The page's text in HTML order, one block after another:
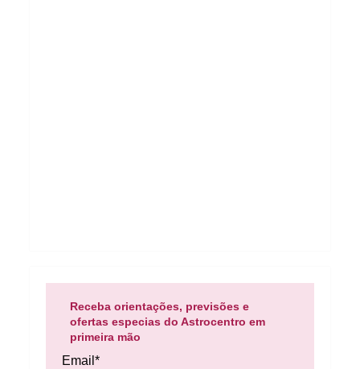
Receba orientações, previsões e
ofertas especias do Astrocentro em
primeira mão
Email*